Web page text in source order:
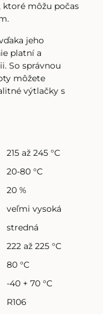
ktoré môžu počas
jeho
platní a
So správnou
môžete
výtlačky s
215 až 245 °C
20-80 °C
20 %
veľmi vysoká
stredná
222 až 225 °C
80 °C
-40 + 70 °C
R106